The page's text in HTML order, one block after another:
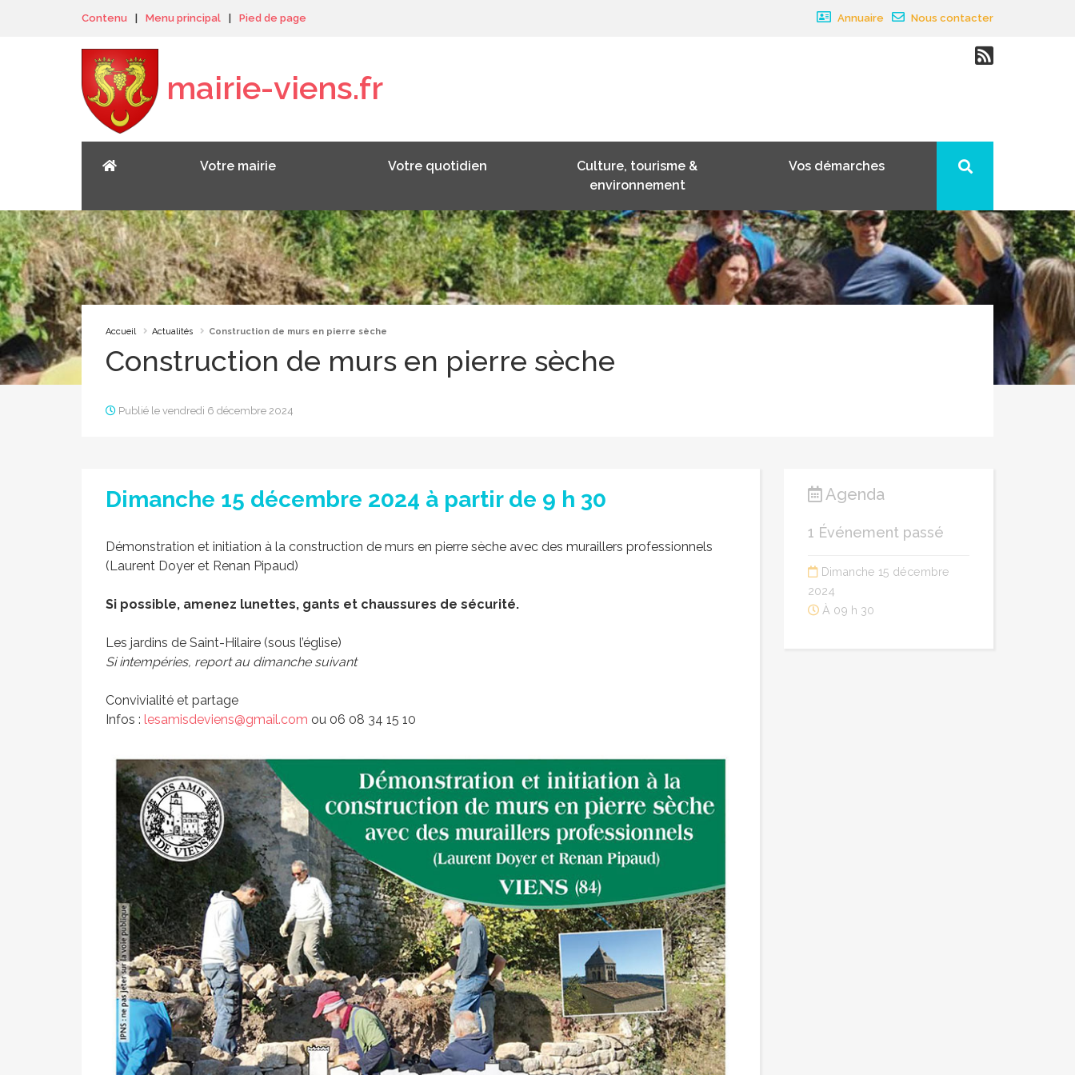
Contenu Menu principal Pied de page Annuaire Nous contacter
mairie-viens.fr
Votre mairie Votre quotidien
Culture, tourisme &
environnement
Vos démarches
×
Accueil Actualités Construction de murs en pierre sèche
Construction de murs en pierre sèche
Publié le vendredi 6 décembre 2024
Dimanche 15 décembre 2024 à partir de 9 h 30
Démonstration et initiation à la construction de murs en pierre sèche avec des muraillers professionnels
(Laurent Doyer et Renan Pipaud)
Si possible, amenez lunettes, gants et chaussures de sécurité.
Les jardins de Saint-Hilaire (sous l’église)
Si intempéries, report au dimanche suivant
Convivialité et partage
Infos : lesamisdeviens@gmail.com ou 06 08 34 15 10
Agenda
1 Événement passé
Dimanche 15 décembre
2024
À 09 h 30